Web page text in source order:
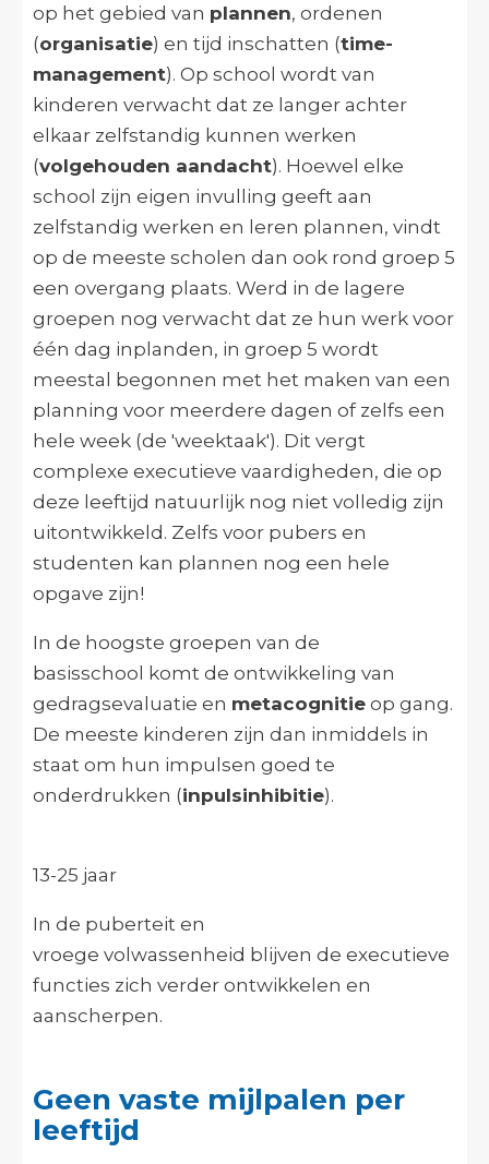
op het gebied van plannen, ordenen
(organisatie) en tijd inschatten (time-
management). Op school wordt van
kinderen verwacht dat ze langer achter
elkaar zelfstandig kunnen werken
(volgehouden aandacht). Hoewel elke
school zijn eigen invulling geeft aan
zelfstandig werken en leren plannen, vindt
op de meeste scholen dan ook rond groep 5
een overgang plaats. Werd in de lagere
groepen nog verwacht dat ze hun werk voor
één dag inplanden, in groep 5 wordt
meestal begonnen met het maken van een
planning voor meerdere dagen of zelfs een
hele week (de 'weektaak'). Dit vergt
complexe executieve vaardigheden, die op
deze leeftijd natuurlijk nog niet volledig zijn
uitontwikkeld. Zelfs voor pubers en
studenten kan plannen nog een hele
opgave zijn!
In de hoogste groepen van de
basisschool komt de ontwikkeling van
gedragsevaluatie en metacognitie op gang.
De meeste kinderen zijn dan inmiddels in
staat om hun impulsen goed te
onderdrukken (inpulsinhibitie).
13-25 jaar
In de puberteit en
vroege volwassenheid blijven de executieve
functies zich verder ontwikkelen en
aanscherpen.
Geen vaste mijlpalen per
leeftijd